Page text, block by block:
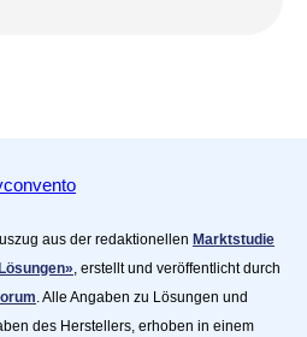
aus der redaktionellen Marktstudie
, erstellt und veröffentlicht durch
. Alle Angaben zu Lösungen und
des Herstellers, erhoben in einem